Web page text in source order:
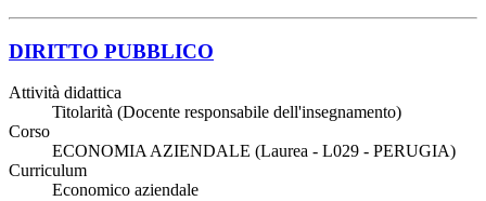
DIRITTO PUBBLICO
Attività didattica
Titolarità (Docente responsabile dell'insegnamento)
Corso
ECONOMIA AZIENDALE (Laurea - L029 - PERUGIA)
Curriculum
Economico aziendale